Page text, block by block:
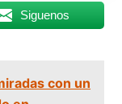
Siguenos
con un